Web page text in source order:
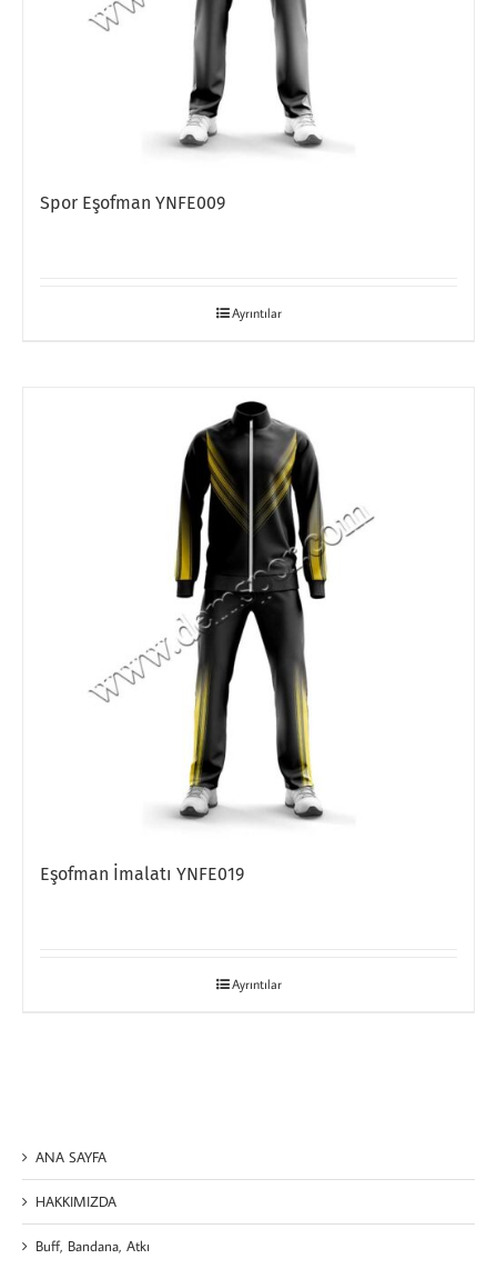
Spor Eşofman YNFE009
Ayrıntılar
Eşofman İmalatı YNFE019
Ayrıntılar
ANA SAYFA
HAKKIMIZDA
Buff, Bandana, Atkı